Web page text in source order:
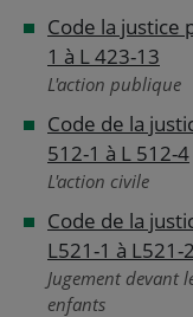
Code la justice
1 à L 423-13
L'action publique
Code de la
512-1 à L 512-4
L'action civile
Code de la
L521-1 à L521-
Jugement devant
enfants